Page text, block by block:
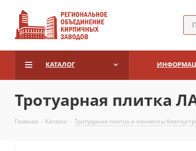
КАТАЛОГ
Тротуарная плитка
Главная - Каталог - Тротуарная плитка и элементы